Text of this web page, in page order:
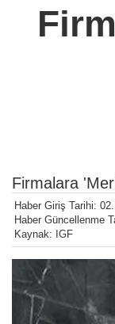
Firmalara
Haber Giriş Tarihi:
Haber Güncellenme
Kaynak: IGF